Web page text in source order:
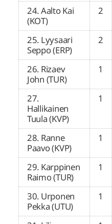
24. Aalto Kai
(KOT)
2
25. Lyysaari
Seppo (ERP)
2
26. Rizaev
John (TUR)
1
27.
Hallikainen
Tuula (KVP)
1
28. Ranne
Paavo (KVP)
1
29. Karppinen
Raimo (TUR)
1
30. Urponen
Pekka (UTU)
1